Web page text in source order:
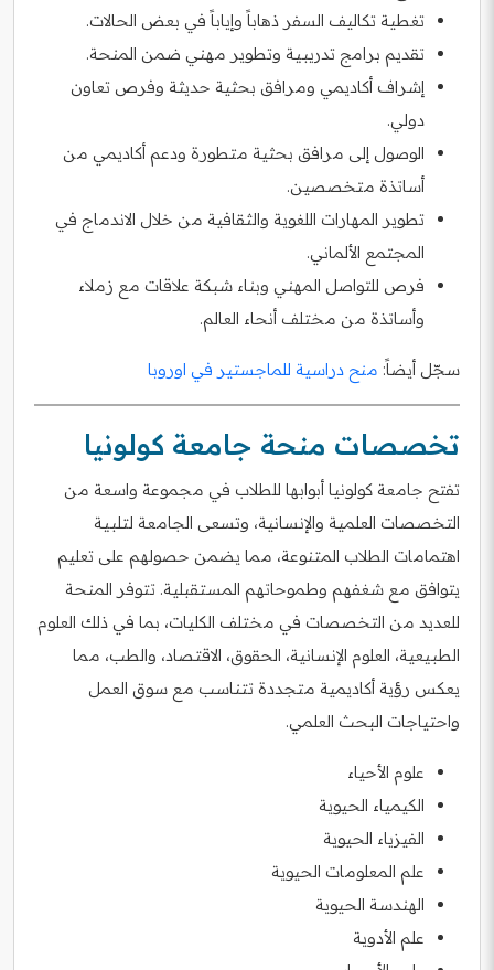
تغطية تكاليف السفر ذهاباً وإياباً في بعض الحالات.
تقديم برامج تدريبية وتطوير مهني ضمن المنحة.
إشراف أكاديمي ومرافق بحثية حديثة وفرص تعاون
دولي.
الوصول إلى مرافق بحثية متطورة ودعم أكاديمي من
أساتذة متخصصين.
تطوير المهارات اللغوية والثقافية من خلال الاندماج في
المجتمع الألماني.
فرص للتواصل المهني وبناء شبكة علاقات مع زملاء
وأساتذة من مختلف أنحاء العالم.
سجّل أيضاً: منح دراسية للماجستير في اوروبا
تخصصات منحة جامعة كولونيا
تفتح جامعة كولونيا أبوابها للطلاب في مجموعة واسعة من
التخصصات العلمية والإنسانية، وتسعى الجامعة لتلبية
اهتمامات الطلاب المتنوعة، مما يضمن حصولهم على تعليم
يتوافق مع شغفهم وطموحاتهم المستقبلية. تتوفر المنحة
للعديد من التخصصات في مختلف الكليات، بما في ذلك العلوم
الطبيعية، العلوم الإنسانية، الحقوق، الاقتصاد، والطب، مما
يعكس رؤية أكاديمية متجددة تتناسب مع سوق العمل
واحتياجات البحث العلمي.
علوم الأحياء
الكيمياء الحيوية
الفيزياء الحيوية
علم المعلومات الحيوية
الهندسة الحيوية
علم الأدوية